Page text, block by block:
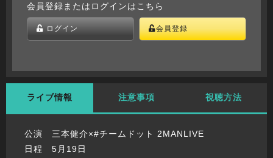
会員登録またはログインはこちら
ログイン 会員登録
ライブ情報 注意事項 視聴方法
公演 三本健介×#チームドット 2MANLIVE
日程 5月19日